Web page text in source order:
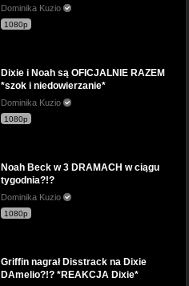
Dominika Kuzio
1080p
Dixie i Noah są OFICJALNIE RAZEM
*szok i niedowierzanie*
Dominika Kuzio
1080p
Noah Beck w 3 DRAMACH w ciągu
tygodnia?!?
Dominika Kuzio
1080p
Griffin nagrał Disstrack na Dixie
DAmelio?!? *REAKCJA Dixie*